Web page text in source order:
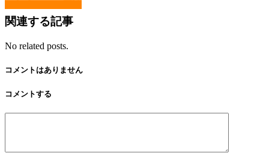
関連する記事
No related posts.
コメントはありません
コメントする